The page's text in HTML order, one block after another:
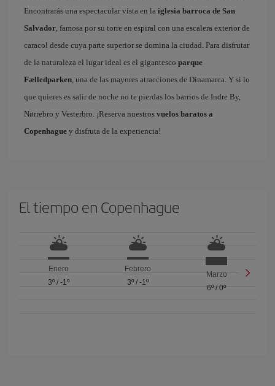
Encontrarás una espectacular vista en la iglesia barroca de San
Salvador, famosa por su torre en espiral con una escalera exterior de
caracol desde cuya parte superior se domina la ciudad. Para disfrutar
de la naturaleza el lugar ideal es el gigantesco parque
Fælledparken, una de las mayores atracciones de Dinamarca. Y si lo
que quieres es salir de noche no te pierdas los barrios de Indre By,
Nørrebro y Vesterbro. ¡Reserva nuestros vuelos baratos a
Copenhague y disfruta de la experiencia!
El tiempo en Copenhague
Enero
3º/ -1º
Febrero
3º/ -1º
Marzo
6º/0º